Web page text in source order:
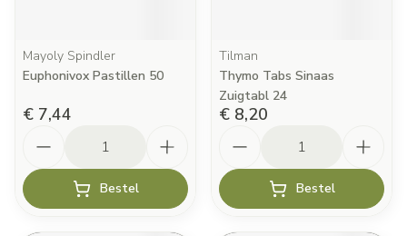
Mayoly Spindler
Euphonivox Pastillen 50
€ 7,44
Bestel
Tilman
Thymo Tabs Sinaas
Zuigtabl 24
€ 8,20
Bestel